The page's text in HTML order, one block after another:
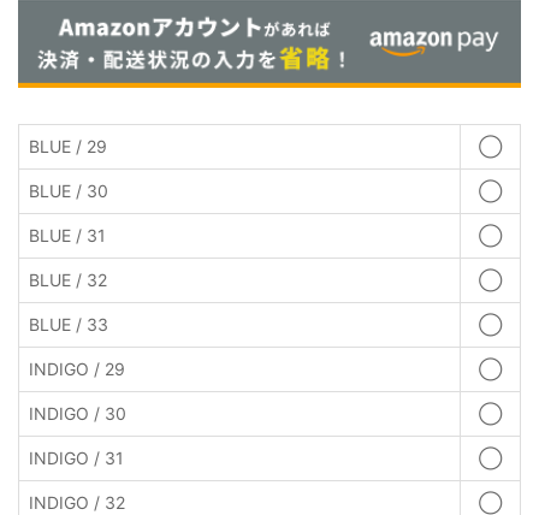
BLUE / 29 ◯
BLUE / 30 ◯
BLUE / 31 ◯
BLUE / 32 ◯
BLUE / 33 ◯
INDIGO / 29 ◯
INDIGO / 30 ◯
INDIGO / 31 ◯
INDIGO / 32 ◯